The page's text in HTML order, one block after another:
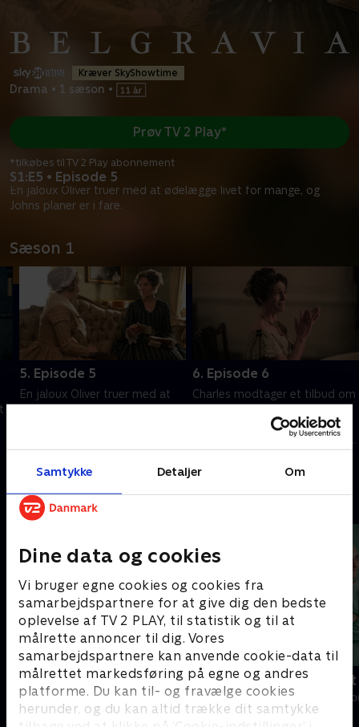
Samtykke Detaljer Om
Dine data og cookies
Vi bruger egne cookies og cookies fra
samarbejdspartnere for at give dig den bedste
oplevelse af TV 2 PLAY, til statistik og til at
målrette annoncer til dig. Vores
samarbejdspartnere kan anvende cookie-data til
målrettet markedsføring på egne og andres
platforme. Du kan til- og fravælge cookies
herunder, og du kan altid trække dit samtykke
Kræver SkyShowtime
Drama • 1 sæson •
S1:E5 • Episode 5
En jaloux Oliver truer med at ødelægge livet for mange, og
Johns planer er i fare.
Prøv TV 2 Play*
*tilkøbes til TV 2 Play abonnement
Sæson 1
5. Episode 5
En jaloux Oliver truer med at
6. Episode 6
Charles modtager et tilbud om
alvorlig fare. James må
forsvare Charles' ære, før Lady
Andre så også
Happy fucking Pride
Drama • 1 sæsoner
Fake Patient
Drama • 1